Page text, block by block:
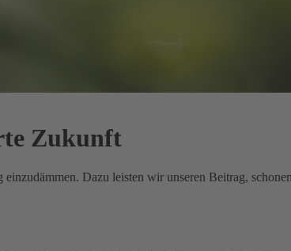
Zukunft
Dazu leisten wir unseren Beitrag,